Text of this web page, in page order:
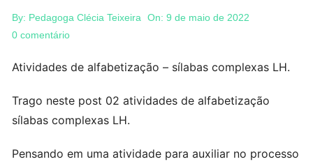
By: Pedagoga Clécia Teixeira On:9 de maio de 2022
0 comentário
Atividades de alfabetização – sílabas complexas LH.
Trago neste post 02 atividades de alfabetização
sílabas complexas LH.
Pensando em uma atividade para auxiliar no processo